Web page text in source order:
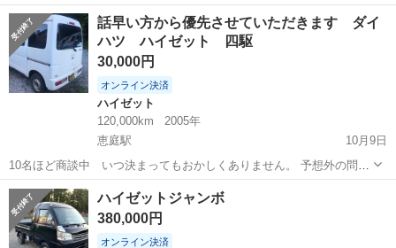
入っております 廃車にしても3万ぐらいします。 なぜか最初の投稿が
受付終了になっていました。 10名ほど商談中 いつ決まってもおかし
くあ...
北海道 恵庭市 恵庭駅 ハイゼット 車両
話早い方から優先させていただきます ダイ
ハツ ハイゼット 四駆
30,000円
オンライン決済
ハイゼット
120,000km
2005年
恵庭駅
10月9日
10名ほど商談中 いつ決まってもおかしくありません。 予想外の問い
合わせ数にパンクしそうです。 整理してから返事いたします。 値下げ
可能ですかは無視します 早い者勝ちとさせていただきます。 ダイハ
ツ ハイゼット 四...
北海道 恵庭市 恵庭駅 ハイゼット
ハイゼットジャンボ
380,000円
オンライン決済